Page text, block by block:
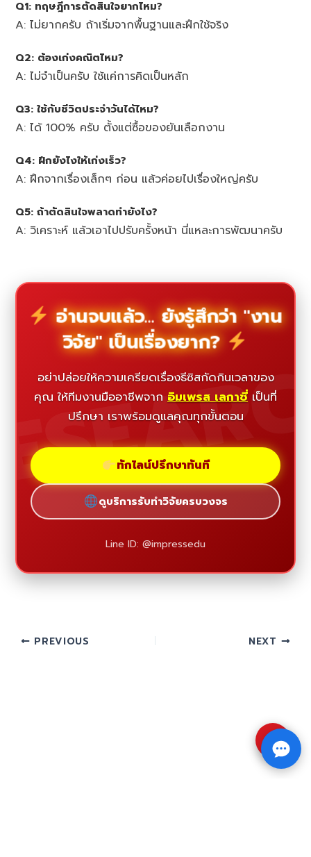
Q1: ทฤษฎีการตัดสินใจยากไหม?
A: ไม่ยากครับ ถ้าเริ่มจากพื้นฐานและฝึกใช้จริง
Q2: ต้องเก่งคณิตไหม?
A: ไม่จำเป็นครับ ใช้แค่การคิดเป็นหลัก
Q3: ใช้กับชีวิตประจำวันได้ไหม?
A: ได้ 100% ครับ ตั้งแต่ซื้อของยันเลือกงาน
Q4: ฝึกยังไงให้เก่งเร็ว?
A: ฝึกจากเรื่องเล็กๆ ก่อน แล้วค่อยไปเรื่องใหญ่ครับ
Q5: ถ้าตัดสินใจพลาดทำยังไง?
A: วิเคราะห์ แล้วเอาไปปรับครั้งหน้า นี่แหละการพัฒนาครับ
อ่านจบแล้ว... ยังรู้สึกว่า "งาน
วิจัย" เป็นเรื่องยาก?
อย่าปล่อยให้ความเครียดเรื่องธีซิสกัดกินเวลาของ
คุณ ให้ทีมงานมืออาชีพจาก อิมเพรส เลกาซี่ เป็นที่
ปรึกษา เราพร้อมดูแลคุณทุกขั้นตอน
ทักไลน์ปรึกษาทันที
ดูบริการรับทำวิจัยครบวงจร
Line ID: @impressedu
PREVIOUS NEXT
⇧